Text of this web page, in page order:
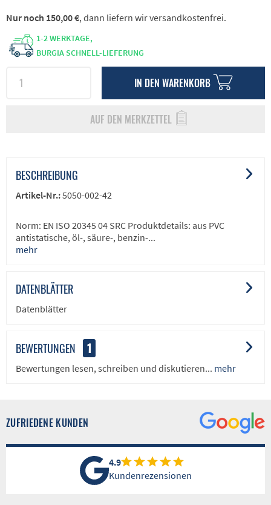
1-2 WERKTAGE,
BURGIA SCHNELL-LIEFERUNG
IN DEN WARENKORB
AUF DEN MERKZETTEL
Nur noch 150,00 €, dann liefern wir versandkostenfrei.
BESCHREIBUNG
Artikel-Nr.:5050-002-42
Norm: EN ISO 20345 04 SRC Produktdetails: aus PVC
antistatische, öl-, säure-, benzin-...
mehr
DATENBLÄTTER
Datenblätter
BEWERTUNGEN 1
Bewertungen lesen, schreiben und diskutieren... mehr
ZUFRIEDENE KUNDEN
4.9
Kundenrezensionen